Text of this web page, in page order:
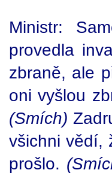
Ministr:
provedla
zbraně, ale
oni vyšlou
(Smích)
všichni vědí,
prošlo.